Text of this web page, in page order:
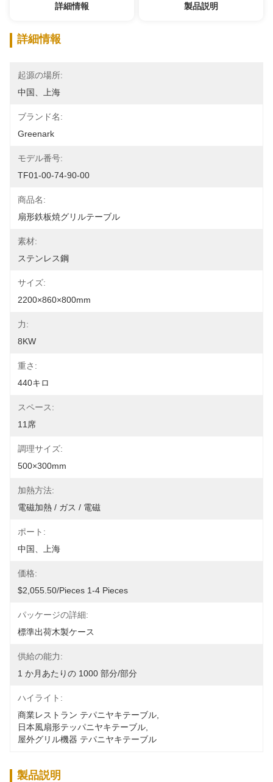
詳細情報 製品説明
詳細情報
起源の場所:
中国、上海
ブランド名:
Greenark
モデル番号:
TF01-00-74-90-00
商品名:
扇形鉄板焼グリルテーブル
素材:
ステンレス鋼
サイズ:
2200×860×800mm
力:
8KW
重さ:
440キロ
スペース:
11席
調理サイズ:
500×300mm
加熱方法:
電磁加熱 / ガス / 電磁
ポート:
中国、上海
価格:
$2,055.50/pieces 1-4 Pieces
パッケージの詳細:
標準出荷木製ケース
供給の能力:
1 か月あたりの 1000 部分/部分
ハイライト:
商業レストラン テパニヤキテーブル
日本風扇形テッパニヤキテーブル
屋外グリル機器 テパニヤキテーブル
製品説明